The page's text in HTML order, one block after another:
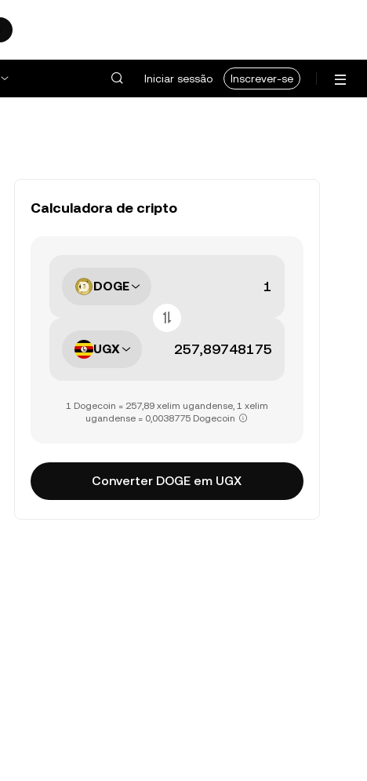
Iniciar sessão Inscrever-se
Calculadora de cripto
DOGE
UGX
1 Dogecoin = 257,89 xelim ugandense, 1 xelim
ugandense = 0,0038775 Dogecoin
Converter DOGE em UGX